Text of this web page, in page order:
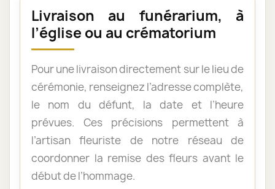
Livraison au funérarium, à
l’église ou au crématorium
Pour une livraison directement sur le lieu de
cérémonie, renseignez l’adresse complète,
le nom du défunt, la date et l’heure
prévues. Ces précisions permettent à
l’artisan fleuriste de notre réseau de
coordonner la remise des fleurs avant le
début de l’hommage.